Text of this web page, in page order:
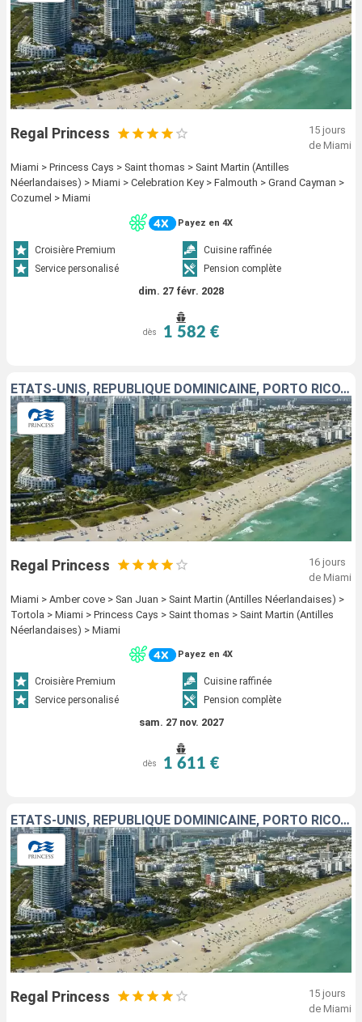
Regal Princess
15 jours
de Miami
Miami > Princess Cays > Saint thomas > Saint Martin (Antilles
Néerlandaises) > Miami > Celebration Key > Falmouth > Grand Cayman >
Cozumel > Miami
Payez en 4X
Croisière Premium
Cuisine raffinée
Service personalisé
Pension complète
dim. 27 févr. 2028
dès 1 582 €
ÉTATS-UNIS, RÉPUBLIQUE DOMINICAINE, PORTO RICO, SAINT-MARTIN, TORTOLA, BAHAMAS, SAINT-THOMAS
Regal Princess
16 jours
de Miami
Miami > Amber cove > San Juan > Saint Martin (Antilles Néerlandaises) >
Tortola > Miami > Princess Cays > Saint thomas > Saint Martin (Antilles
Néerlandaises) > Miami
Payez en 4X
Croisière Premium
Cuisine raffinée
Service personalisé
Pension complète
sam. 27 nov. 2027
dès 1 611 €
ÉTATS-UNIS, RÉPUBLIQUE DOMINICAINE, PORTO RICO, ÎLES TURQUES-ET-CAÏQUES, BAHAMAS, SAINT-THOMAS, SAINT-MARTIN
Regal Princess
15 jours
de Miami